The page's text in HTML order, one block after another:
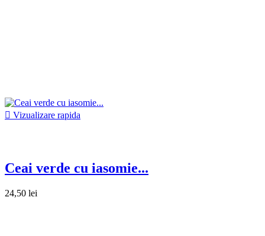
 Vizualizare rapida
Ceai verde cu iasomie...
24,50 lei